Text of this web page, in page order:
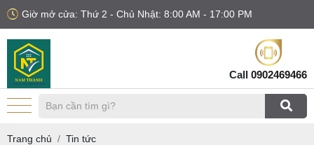
Giờ mở cửa: Thứ 2 - Chủ Nhật: 8:00 AM - 17:00 PM
Call 0902469466
Trang chủ
Tin tức